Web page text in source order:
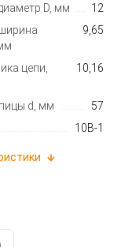
D, мм
12
9,65
цепи,
10,16
d, мм
57
10B-1